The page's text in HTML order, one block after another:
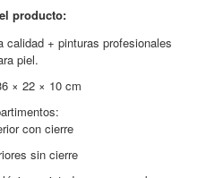
producto:
calidad + pinturas profesionales
piel.
× 22 × 10 cm
con cierre
sin cierre